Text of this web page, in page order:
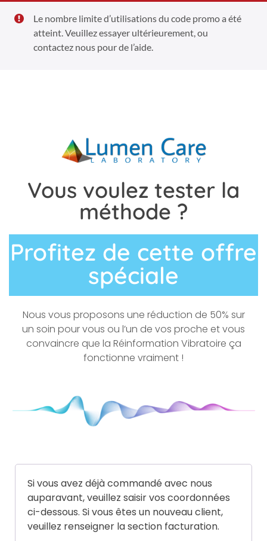
Le nombre limite d’utilisations du code promo a été
atteint. Veuillez essayer ultérieurement, ou
contactez nous pour de l’aide.
Vous voulez tester la
méthode ?
Profitez de cette offre
spéciale
Nous vous proposons une réduction de 50% sur
un soin pour vous ou l’un de vos proche et vous
convaincre que la Réinformation Vibratoire ça
fonctionne vraiment !
Si vous avez déjà commandé avec nous
auparavant, veuillez saisir vos coordonnées
ci-dessous. Si vous êtes un nouveau client,
veuillez renseigner la section facturation.